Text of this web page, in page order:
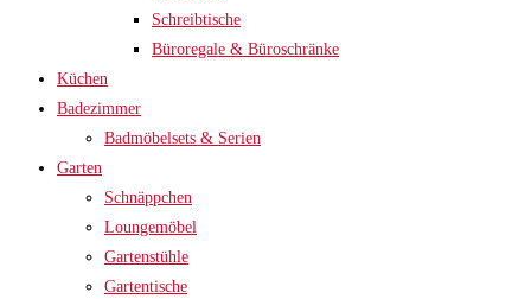
Schreibtische
Büroregale & Büroschränke
Küchen
Badezimmer
Badmöbelsets & Serien
Garten
Schnäppchen
Loungemöbel
Gartenstühle
Gartentische